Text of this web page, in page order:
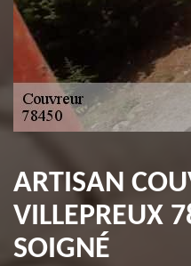
ARTISAN
VILLEPREUX
SOIGNÉ